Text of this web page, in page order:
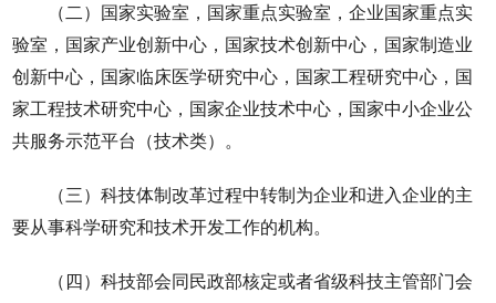
（二）国家实验室，国家重点实验室，企业国家重点实
验室，国家产业创新中心，国家技术创新中心，国家制造业
创新中心，国家临床医学研究中心，国家工程研究中心，国
家工程技术研究中心，国家企业技术中心，国家中小企业公
共服务示范平台（技术类）。
（三）科技体制改革过程中转制为企业和进入企业的主
要从事科学研究和技术开发工作的机构。
（四）科技部会同民政部核定或者省级科技主管部门会